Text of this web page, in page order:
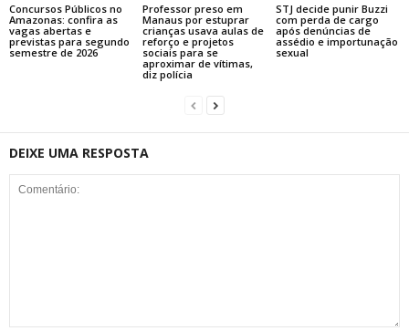
Concursos Públicos no
Amazonas: confira as
vagas abertas e
previstas para segundo
semestre de 2026
Professor preso em
Manaus por estuprar
crianças usava aulas de
reforço e projetos
sociais para se
aproximar de vítimas,
diz polícia
STJ decide punir Buzzi
com perda de cargo
após denúncias de
assédio e importunação
sexual
DEIXE UMA RESPOSTA